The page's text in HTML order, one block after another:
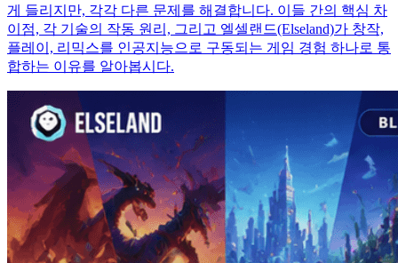
게 들리지만, 각각 다른 문제를 해결합니다. 이들 간의 핵심 차
이점, 각 기술의 작동 원리, 그리고 엘셀랜드(Elseland)가 창작,
플레이, 리믹스를 인공지능으로 구동되는 게임 경험 하나로 통
합하는 이유를 알아봅시다.